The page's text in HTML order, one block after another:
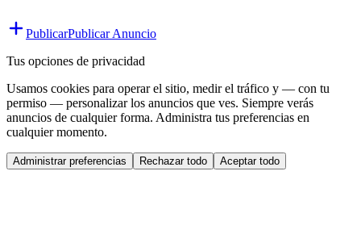
PublicarPublicar Anuncio
Tus opciones de privacidad
Usamos cookies para operar el sitio, medir el tráfico y — con tu
permiso — personalizar los anuncios que ves. Siempre verás
anuncios de cualquier forma. Administra tus preferencias en
cualquier momento.
Administrar preferencias Rechazar todo Aceptar todo